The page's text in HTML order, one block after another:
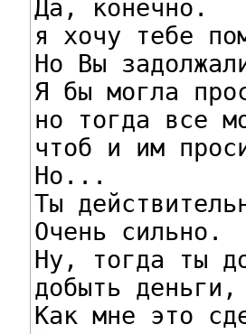
Да, конечно.
я хочу тебе
Но Вы
Я бы могла
но тогда все
чтоб и им
Но...
Ты
Очень сильно.
Ну, тогда ты
добыть
Как мне это